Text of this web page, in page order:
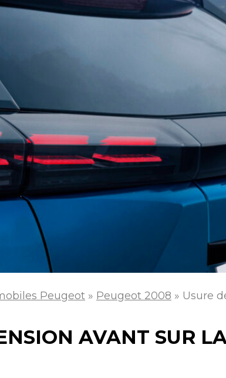
Peugeot » Peugeot 2008 » Usure
AVANT SUR